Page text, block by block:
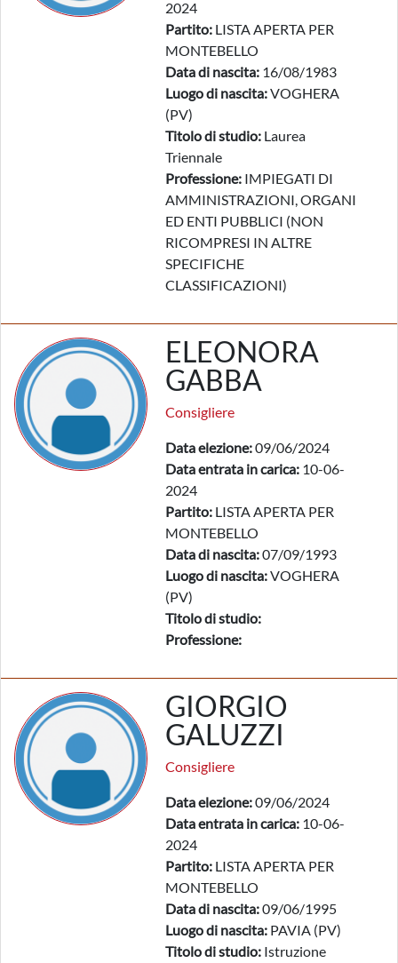
2024
Partito: LISTA APERTA PER
MONTEBELLO
Data di nascita: 16/08/1983
Luogo di nascita:VOGHERA
(PV)
Titolo di studio: Laurea
Triennale
Professione: IMPIEGATI DI
AMMINISTRAZIONI, ORGANI
ED ENTI PUBBLICI (NON
RICOMPRESI IN ALTRE
SPECIFICHE
CLASSIFICAZIONI)
ELEONORA
GABBA
Consigliere
Data elezione:09/06/2024
Data entrata in carica: 10-06-
2024
Partito: LISTA APERTA PER
MONTEBELLO
Data di nascita:07/09/1993
Luogo di nascita:VOGHERA
(PV)
Titolo di studio:
Professione:
GIORGIO
GALUZZI
Consigliere
Data elezione:09/06/2024
Data entrata in carica: 10-06-
2024
Partito: LISTA APERTA PER
MONTEBELLO
Data di nascita:09/06/1995
Luogo di nascita: PAVIA (PV)
Titolo di studio: Istruzione